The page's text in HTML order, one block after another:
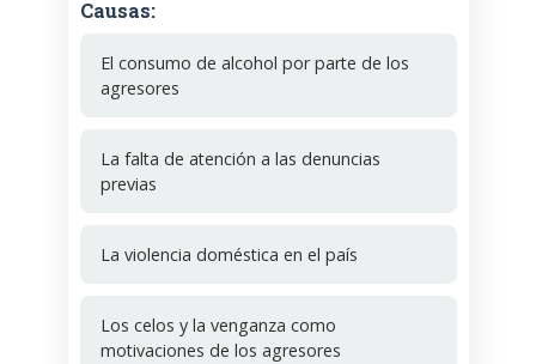
Causas:
El consumo de alcohol por parte de los
agresores
La falta de atención a las denuncias
previas
La violencia doméstica en el país
Los celos y la venganza como
motivaciones de los agresores